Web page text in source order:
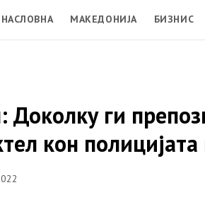
НАСЛОВНА МАКЕДОНИЈА БИЗНИС
Доколку ги
кон